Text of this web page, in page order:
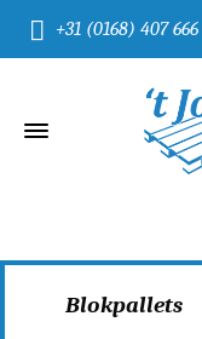
+31 (0168) 407 666
Blokpallets